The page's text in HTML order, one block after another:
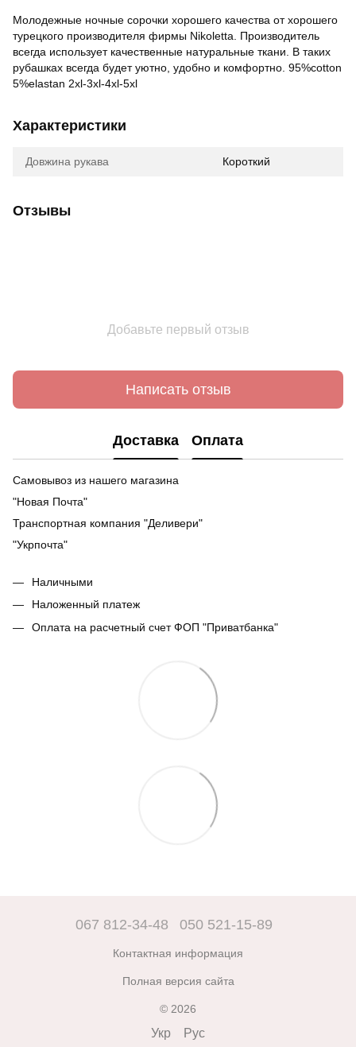
Молодежные ночные сорочки хорошего качества от хорошего
турецкого производителя фирмы Nikoletta. Производитель
всегда использует качественные натуральные ткани. В таких
рубашках всегда будет уютно, удобно и комфортно. 95%cotton
5%elastan 2xl-3xl-4xl-5xl
Характеристики
Довжина рукава Короткий
Отзывы
Добавьте первый отзыв
Написать отзыв
Доставка Оплата
Самовывоз из нашего магазина
"Новая Почта"
Транспортная компания "Деливери"
"Укрпочта"
Наличными
Наложенный платеж
Оплата на расчетный счет ФОП "Приватбанка"
067 812-34-48 050 521-15-89
Контактная информация
Полная версия сайта
© 2026
Укр Рус